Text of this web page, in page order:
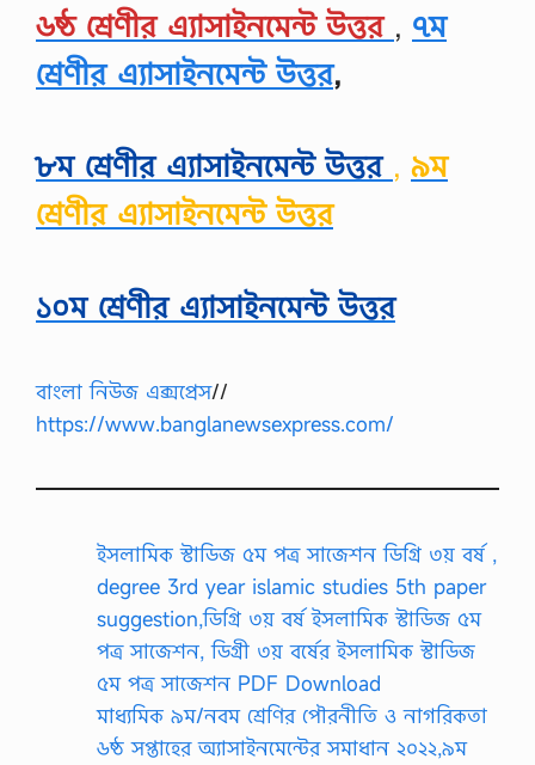
৬ষ্ঠ শ্রেণীর এ্যাসাইনমেন্ট উত্তর , ৭ম
শ্রেণীর এ্যাসাইনমেন্ট উত্তর,
৮ম শ্রেণীর এ্যাসাইনমেন্ট উত্তর , ৯ম
শ্রেণীর এ্যাসাইনমেন্ট উত্তর
১০ম শ্রেণীর এ্যাসাইনমেন্ট উত্তর
বাংলা নিউজ এক্সপ্রেস//
https://www.banglanewsexpress.com/
ইসলামিক স্টাডিজ ৫ম পত্র সাজেশন ডিগ্রি ৩য় বর্ষ ,
degree 3rd year islamic studies 5th paper
suggestion,ডিগ্রি ৩য় বর্ষ ইসলামিক স্টাডিজ ৫ম
পত্র সাজেশন, ডিগ্রী ৩য় বর্ষের ইসলামিক স্টাডিজ
৫ম পত্র সাজেশন PDF Download
মাধ্যমিক ৯ম/নবম শ্রেণির পৌরনীতি ও নাগরিকতা
৬ষ্ঠ সপ্তাহের অ্যাসাইনমেন্টের সমাধান ২০২২,৯ম